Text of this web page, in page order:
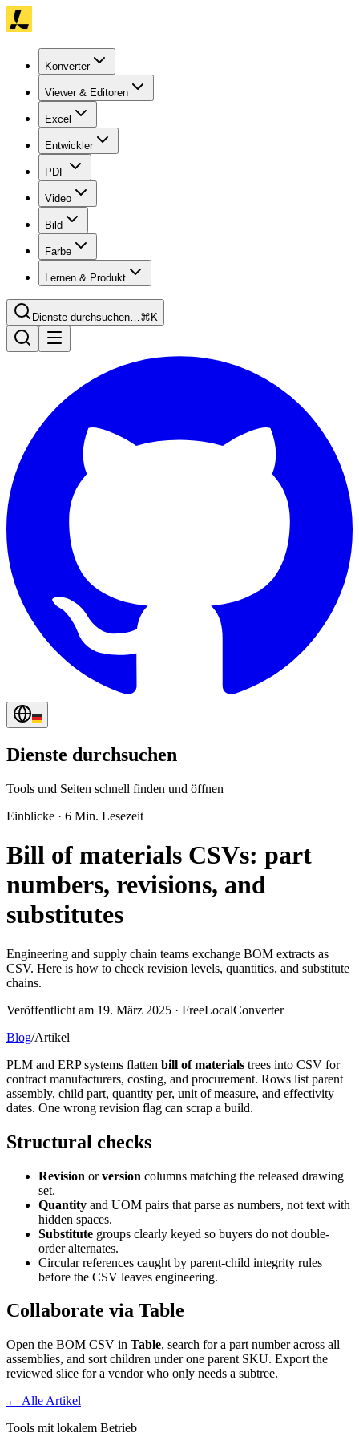
Konverter
Viewer & Editoren
Excel
Entwickler
PDF
Video
Bild
Farbe
Lernen & Produkt
Dienste durchsuchen…⌘K
Dienste durchsuchen
Tools und Seiten schnell finden und öffnen
Einblicke · 6 Min. Lesezeit
Bill of materials CSVs: part
numbers, revisions, and
substitutes
Engineering and supply chain teams exchange BOM extracts as
CSV. Here is how to check revision levels, quantities, and substitute
chains.
Veröffentlicht am 19. März 2025 · FreeLocalConverter
Blog/Artikel
PLM and ERP systems flatten bill of materials trees into CSV for
contract manufacturers, costing, and procurement. Rows list parent
assembly, child part, quantity per, unit of measure, and effectivity
dates. One wrong revision flag can scrap a build.
Structural checks
Revision orversion columns matching the released drawing
set.
Quantity and UOM pairs that parse as numbers, not text with
hidden spaces.
Substitute groups clearly keyed so buyers do not double-
order alternates.
Circular references caught by parent-child integrity rules
before the CSV leaves engineering.
Collaborate via Table
Open the BOM CSV in Table, search for a part number across all
assemblies, and sort children under one parent SKU. Export the
reviewed slice for a vendor who only needs a subtree.
← Alle Artikel
Tools mit lokalem Betrieb